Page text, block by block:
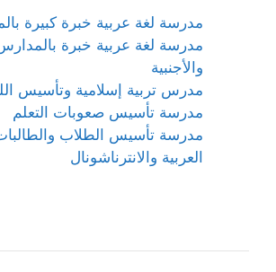
مدرسة لغة عربية خبرة كبيرة
مدرسة لغة عربية خبرة بالمدارس
والأجنبية
مدرس تربية إسلامية وتأسيس
مدرسة تأسيس صعوبات التعلم
مدرسة تأسيس الطلاب
العربية والانترناشونال